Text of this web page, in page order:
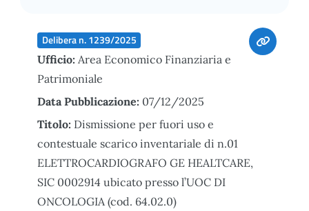
Delibera n. 1239/2025
Ufficio: Area Economico Finanziaria e
Patrimoniale
Data Pubblicazione: 07/12/2025
Titolo: Dismissione per fuori uso e
contestuale scarico inventariale di n.01
ELETTROCARDIOGRAFO GE HEALTCARE,
SIC 0002914 ubicato presso l’UOC DI
ONCOLOGIA (cod. 64.02.0)